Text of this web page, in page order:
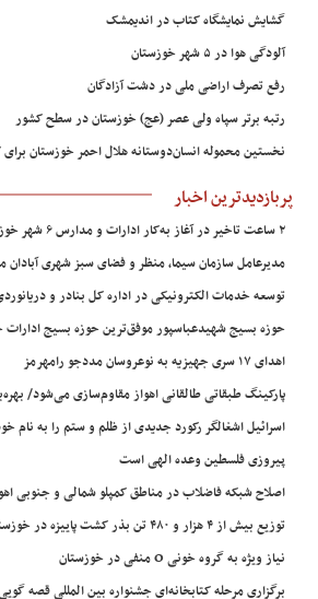
گشایش نمایشگاه کتاب در اندیمشک
آلودگی هوا در ۵ شهر خوزستان
رفع تصرف اراضی ملی در دشت آزادگان
رتبه برتر سپاه ولی عصر (عج) خوزستان در سطح کشور
نخستین محموله انسان‌دوستانه هلال احمر خوزستان
پربازدیدترین اخبار
۲ ساعت تاخیر در آغاز به‌کار ادارات و مدارس ۶ شهر خوزستان
مدیرعامل سازمان سیما، منظر و فضای سبز شهری
توسعه خدمات الکترونیکی در اداره کل بنادر و
حوزه بسیج شهیدعباسپور موفق‌ترین حوزه بسیج ادارات
اهدای ۱۷ سری جهیزیه به نوعروسان مددجو رامهرمز
پارکینگ طبقاتی طالقانی اهواز مقاوم‌سازی می‌شود/
اسرائیل اشغالگر رکورد جدیدی از ظلم و ستم را به نام
پیروزی فلسطین وعده الهی است
اصلاح شبکه فاضلاب در مناطق کمپلو شمالی و جنوبی
توزیع بیش از ۴ هزار و ۴۸۰ تن بذر کشت پاییزه در خوزستان
نیاز ویژه به گروه خونی O منفی در خوزستان
برگزاری مرحله کتابخانه‌ای جشنواره بین المللی قصه